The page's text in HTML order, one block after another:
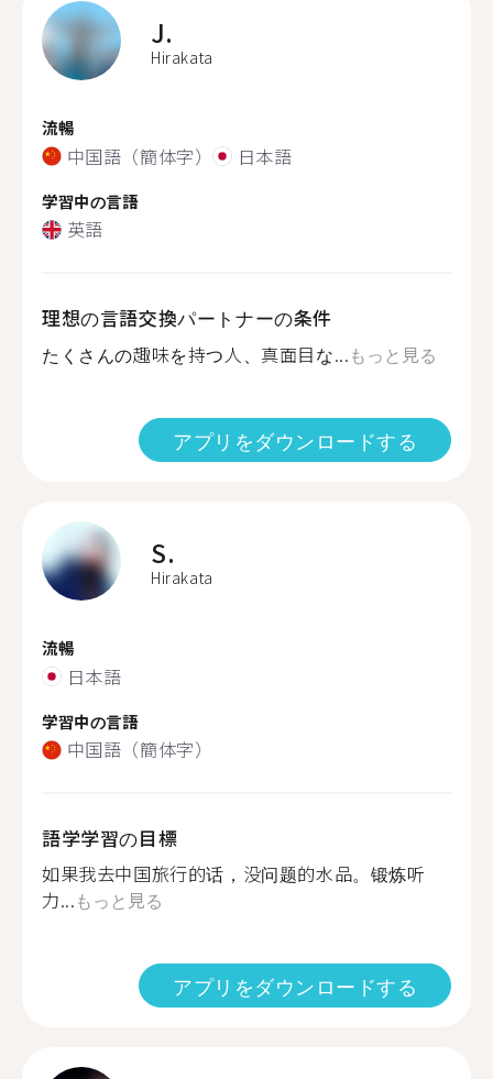
J.
Hirakata
流暢
中国語（簡体字） 日本語
学習中の言語
英語
理想の言語交換パートナーの条件
たくさんの趣味を持つ人、真面目な...もっと見る
アプリをダウンロードする
S.
Hirakata
流暢
日本語
学習中の言語
中国語（簡体字）
語学学習の目標
如果我去中国旅行的话，没问题的水品。锻炼听
力...もっと見る
アプリをダウンロードする